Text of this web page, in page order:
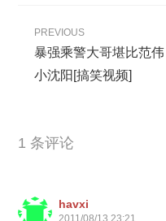
PREVIOUS
暴强乘警大哥堪比范伟
小沈阳[搞笑视频]
1 条评论
havxi
2011/08/13 23:21